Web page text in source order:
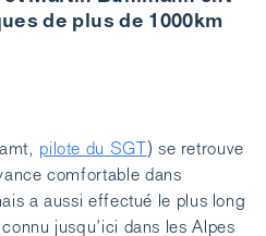
de plus de 1000km
pilote du SGT) se retrouve
comfortable dans
a aussi effectué le plus long
jusqu’ici dans les Alpes